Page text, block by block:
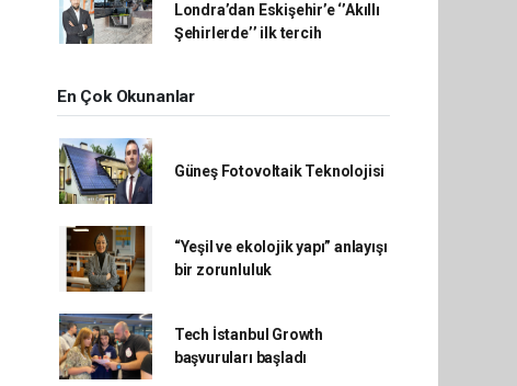
Londra’dan Eskişehir’e ‘’Akıllı
Şehirlerde’’ ilk tercih
En Çok Okunanlar
Güneş Fotovoltaik Teknolojisi
“Yeşil ve ekolojik yapı” anlayışı
bir zorunluluk
Tech İstanbul Growth
başvuruları başladı